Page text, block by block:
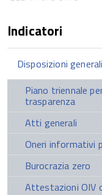
Indicatori
Disposizioni generali
Piano triennale
trasparenza
Atti generali
Oneri informativi
Burocrazia zero
Attestazioni OIV